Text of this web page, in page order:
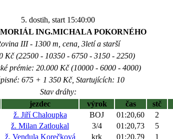
5. dostih, start 15:40:00
ING.MICHALA POKORNÉHO
III - 1300 m, cena, 3letí a starší
Kč (22500 - 10350 - 6750 - 3150 - 2250)
prémie: 20.000 Kč (10000 - 6000 - 4000)
675 + 1 350 Kč, Startujících: 10
Stav dráhy:
jezdec výrok čas stč
ž. Jiří Chaloupka BOJ 01:20,60 2
ž. Milan Zatloukal 3/4 01:20,73 5
ž. Vendula Korečková krk 01:20,79 1